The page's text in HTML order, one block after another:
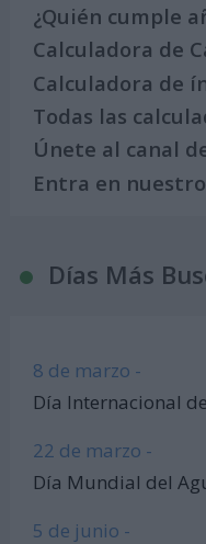
¿Quién cumple
Calculadora de
Calculadora de
Todas las
Únete al canal
Entra en
Días Más
8 de marzo -
Día Internacional
22 de marzo -
Día Mundial del
5 de junio -